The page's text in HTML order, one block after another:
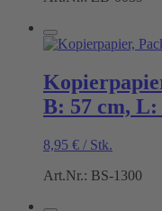
B: 57 cm, L:
8,95 € / Stk.
Art.Nr.: BS-1300